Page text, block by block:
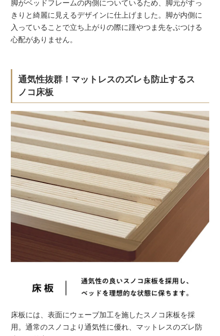
脚がベッドフレームの内側についているため、脚元がすっ
きりと綺麗に見えるデザインに仕上げました。脚が内側に
入っていることで立ち上がりの際に踵やつま先をぶつける
心配がありません。
通気性抜群！マットレスのズレも防止するス
ノコ床板
床板には、表面にウェーブ加工を施したスノコ床板を採
用。通常のスノコより通気性に優れ、マットレスのズレ防